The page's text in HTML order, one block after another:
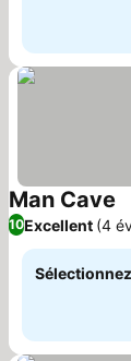
Man Cave
10Excellent (4